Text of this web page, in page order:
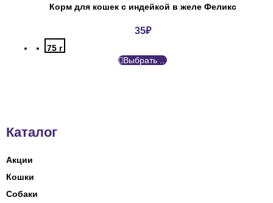
Корм для кошек с индейкой в желе Феликс
35₽
75 г
Выбрать ...
Каталог
Акции
Кошки
Собаки